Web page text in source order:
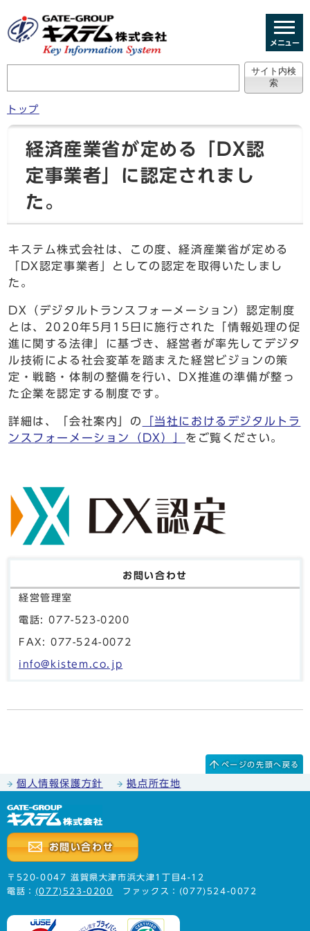
メニュー
トップ
経済産業省が定める「DX認
定事業者」に認定されまし
た。
キステム株式会社は、この度、経済産業省が定める
「DX認定事業者」としての認定を取得いたしまし
た。
DX（デジタルトランスフォーメーション）認定制度
とは、2020年5月15日に施行された「情報処理の促
進に関する法律」に基づき、経営者が率先してデジタ
ル技術による社会変革を踏まえた経営ビジョンの策
定・戦略・体制の整備を行い、DX推進の準備が整っ
た企業を認定する制度です。
詳細は、「会社案内」の
「当社におけるデジタルトラ
ンスフォーメーション（DX）」 をご覧ください。
お問い合わせ
経営管理室
電話: 077-523-0200
FAX: 077-524-0072
info@kistem.co.jp
ページの先頭へ戻る
個人情報保護方針 拠点所在地
お問い合わせ
〒520-0047 滋賀県大津市浜大津1丁目4-12
電話： (077)523-0200 ファックス：(077)524-0072